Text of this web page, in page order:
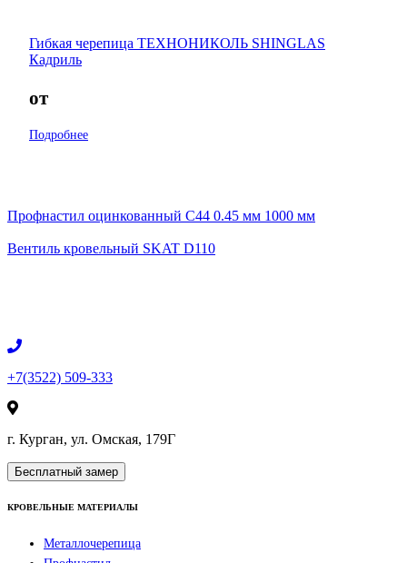
Гибкая черепица ТЕХНОНИКОЛЬ SHINGLAS
Кадриль
от
Подробнее
Профнастил оцинкованный С44 0.45 мм 1000 мм
Вентиль кровельный SKAT D110
+7(3522) 509-333
г. Курган, ул. Омская, 179Г
Бесплатный замер
КРОВЕЛЬНЫЕ МАТЕРИАЛЫ
Металлочерепица